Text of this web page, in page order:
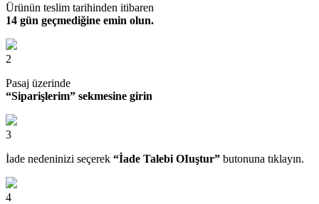
Ürünün teslim tarihinden itibaren
14 gün geçmediğine emin olun.
2
Pasaj üzerinde
“Siparişlerim” sekmesine girin
3
İade nedeninizi seçerek “İade Talebi OIuştur” butonuna tıklayın.
4